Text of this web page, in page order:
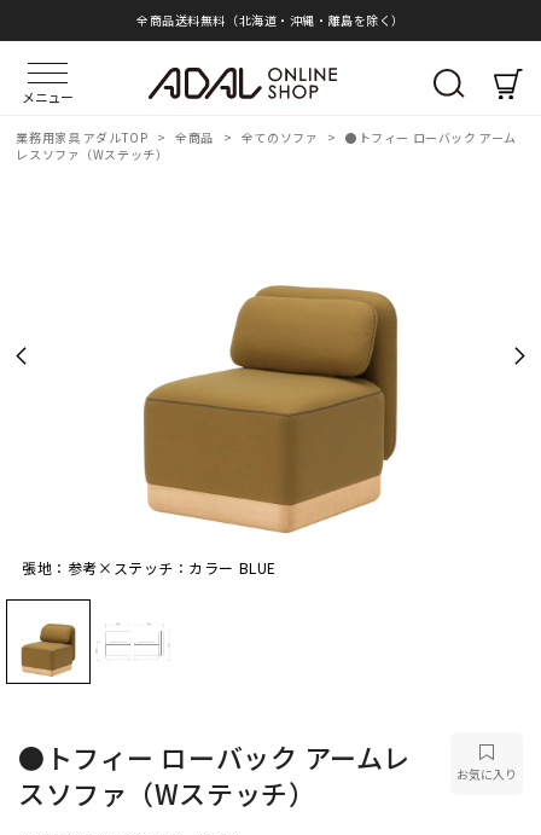
全商品送料無料（北海道・沖縄・離島を除く）
メニュー
業務用家具 アダルTOP > 全商品 > 全てのソファ >
●トフィー ローバック アーム
レスソファ（Wステッチ）
張地：参考×ステッチ：カラー BLUE
張地：参考×ステッチ：カラー BLUE
●トフィー ローバック アームレ
スソファ（Wステッチ）
お気に入り